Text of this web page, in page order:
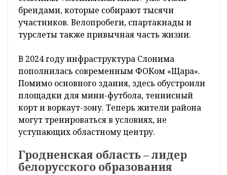
брендами, которые собирают тысячи
участников. Велопробеги, спартакиады и
турслеты также привычная часть жизни.
В 2024 году инфраструктура Слонима
пополнилась современным ФОКом «Щара».
Помимо основного здания, здесь обустроили
площадки для мини-футбола, теннисный
корт и воркаут-зону. Теперь жители района
могут тренироваться в условиях, не
уступающих областному центру.
Гродненская область – лидер
белорусского образования